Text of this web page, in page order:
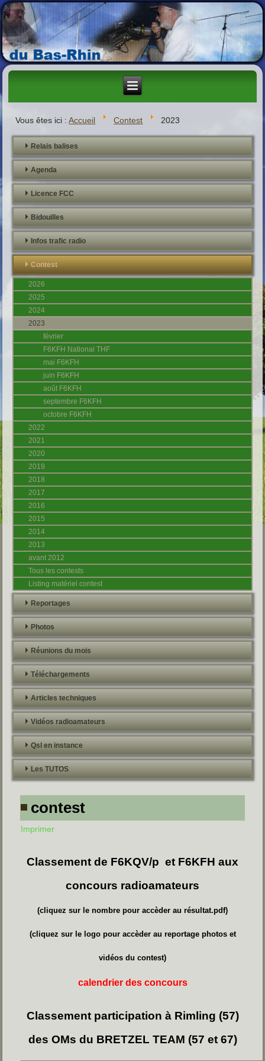
Vous êtes ici :Accueil Contest 2023
Relais balises
Agenda
Licence FCC
Bidouilles
Infos trafic radio
Contest
2026
2025
2024
2023
février
F6KFH National THF
mai F6KFH
juin F6KFH
août F6KFH
septembre F6KFH
octobre F6KFH
2022
2021
2020
2019
2018
2017
2016
2015
2014
2013
avant 2012
Tous les contests
Listing matériel contest
Reportages
Photos
Réunions du mois
Téléchargements
Articles techniques
Vidéos radioamateurs
Qsl en instance
Les TUTOS
contest
Imprimer
Classement de F6KQV/p et F6KFH aux
concours radioamateurs
(cliquez sur le nombre pour accèder au résultat.pdf)
(cliquez sur le logo pour accèder au reportage photos et
vidéos du contest)
calendrier des concours
Classement participation à Rimling (57)
des OMs du BRETZEL TEAM (57 et 67)